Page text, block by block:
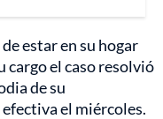
estar en su hogar
cargo el caso resolvió
de su
el miércoles.